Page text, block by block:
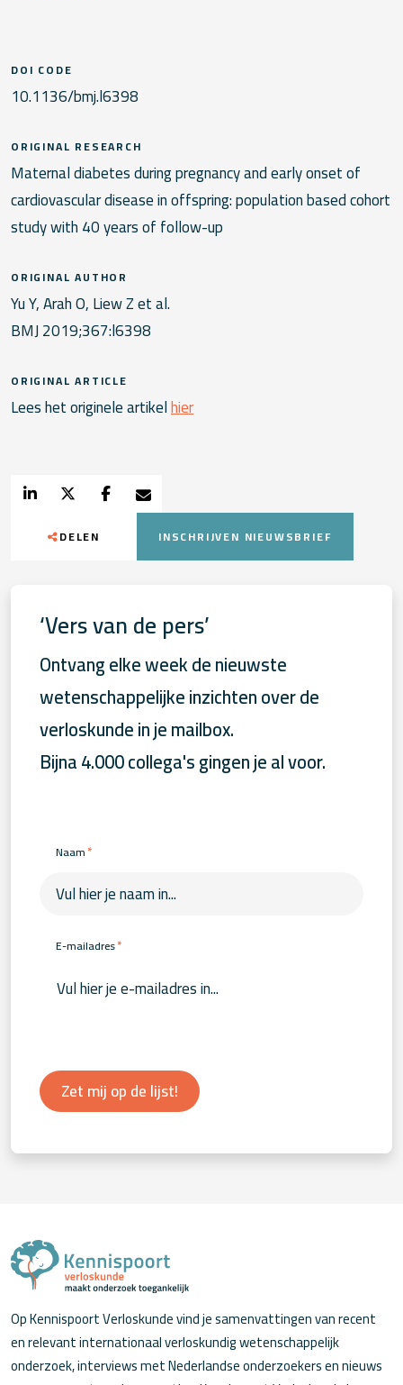
DOI CODE
10.1136/bmj.l6398
ORIGINAL RESEARCH
Maternal diabetes during pregnancy and early onset of
cardiovascular disease in offspring: population based cohort
study with 40 years of follow-up
ORIGINAL AUTHOR
Yu Y, Arah O, Liew Z et al.
BMJ 2019;367:l6398
ORIGINAL ARTICLE
Lees het originele artikelhier
DELEN INSCHRIJVEN NIEUWSBRIEF
‘Vers van de pers’
Ontvang elke week de nieuwste
wetenschappelijke inzichten over de
verloskunde in je mailbox.
Bijna 4.000 collega's gingen je al voor.
Naam*
E-mailadres*
Zet mij op de lijst!
Op Kennispoort Verloskunde vind je samenvattingen van recent
en relevant internationaal verloskundig wetenschappelijk
onderzoek, interviews met Nederlandse onderzoekers en nieuws